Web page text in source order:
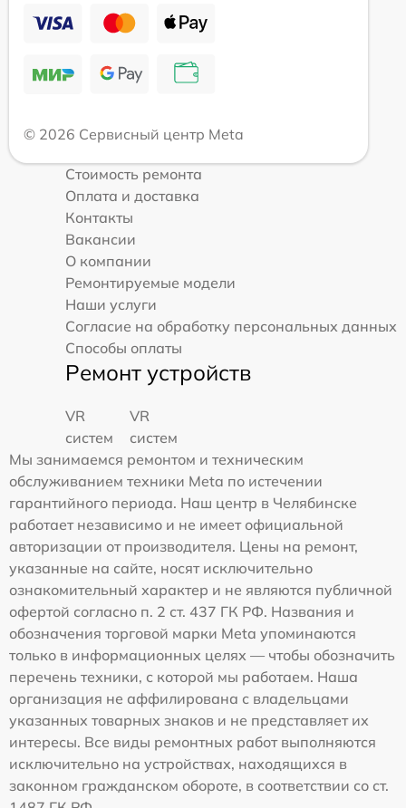
© 2026 Сервисный центр Meta
Стоимость ремонта
Оплата и доставка
Контакты
Вакансии
О компании
Ремонтируемые модели
Наши услуги
Согласие на обработку персональных данных
Способы оплаты
Ремонт устройств
VR
систем
VR
систем
Мы занимаемся ремонтом и техническим
обслуживанием техники Meta по истечении
гарантийного периода. Наш центр в Челябинске
работает независимо и не имеет официальной
авторизации от производителя. Цены на ремонт,
указанные на сайте, носят исключительно
ознакомительный характер и не являются публичной
офертой согласно п. 2 ст. 437 ГК РФ. Названия и
обозначения торговой марки Meta упоминаются
только в информационных целях — чтобы обозначить
перечень техники, с которой мы работаем. Наша
организация не аффилирована с владельцами
указанных товарных знаков и не представляет их
интересы. Все виды ремонтных работ выполняются
исключительно на устройствах, находящихся в
законном гражданском обороте, в соответствии со ст.